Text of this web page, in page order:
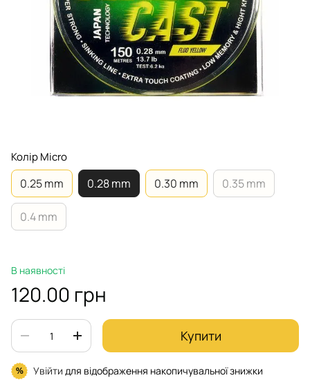
Колір Micro
0.25 mm 0.28 mm 0.30 mm 0.35 mm
0.4 mm
В наявності
120.00 грн
Купити
% Увійти для відображення накопичувальної знижки